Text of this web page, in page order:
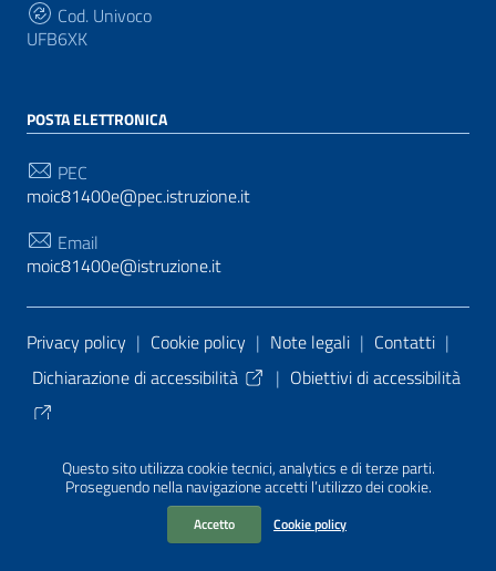
Questo sito utilizza cookie tecnici, analytics e di terze parti.
Proseguendo nella navigazione accetti l’utilizzo dei cookie.
Accetto Cookie policy
Cod. Univoco
UFB6XK
POSTA ELETTRONICA
PEC
moic81400e@pec.istruzione.it
Email
moic81400e@istruzione.it
Sezione Link Utili
Privacy policy | Cookie policy | Note legali | Contatti |
Dichiarazione di accessibilità
| Obiettivi di accessibilità
PA di AgID
| Realizzato con WordPress
da